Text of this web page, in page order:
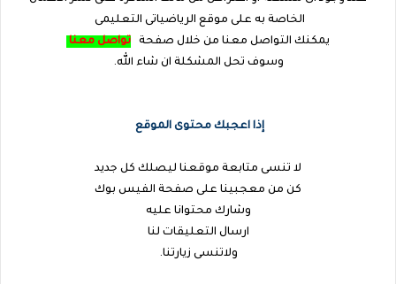
الخاصة به علىموقع الرياضياتى التعليمى
يمكنك التواصل معنا من خلال صفحة
تواصل معنا
وسوف تحل المشكلة ان شاء الله.
إذا اعجبك محتوى الموقع
لا تنسى متابعة موقعنا ليصلك كل جديد
كن من معجبينا على صفحة الفيس بوك
وشارك محتوانا عليه
ارسال التعليقات لنا
ولاتنسى زيارتنا.